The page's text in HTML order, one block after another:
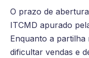
O prazo de
ITCMD apurado
Enquanto a
dificultar vendas e